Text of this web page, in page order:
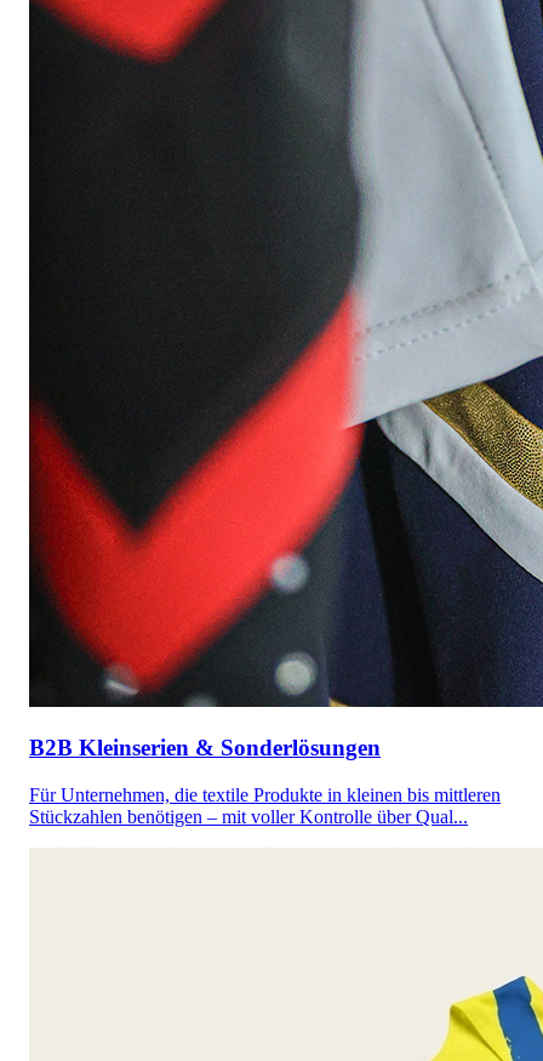
B2B Kleinserien & Sonderlösungen
Für Unternehmen, die textile Produkte in kleinen bis mittleren
Stückzahlen benötigen – mit voller Kontrolle über Qual...